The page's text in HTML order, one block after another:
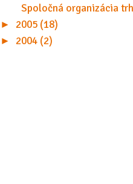
Spoločná organizácia
►
2005 (18)
►
2004 (2)